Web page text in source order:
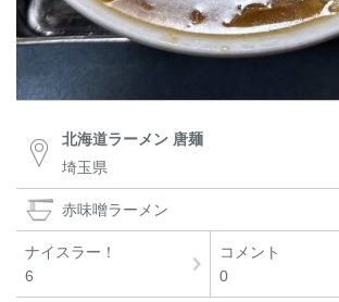
北海道ラーメン 唐麺
埼玉県
赤味噌ラーメン
ナイスラー！
6
コメント
0